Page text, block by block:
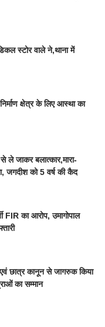
स्टोर वाले ने,थाना में
निर्माण क्षेत्र के लिए आस्था का
ले जाकर बलात्कार,मारा-
जगदीश को 5 वर्ष की कैद
FIR का आरोप, उमागोपाल
एवं छात्र कानून से जागरुक किया
का सम्मान